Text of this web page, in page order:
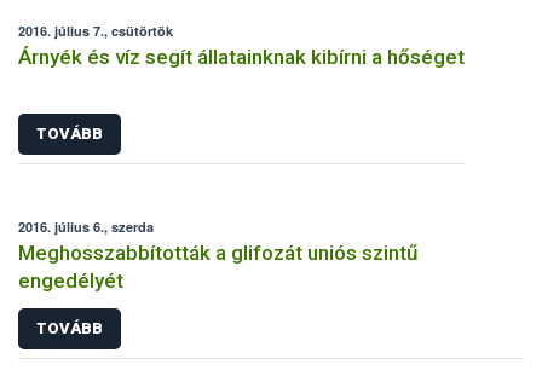
2016. július 7., csütörtök
Árnyék és víz segít állatainknak kibírni a hőséget
TOVÁBB
2016. július 6., szerda
Meghosszabbították a glifozát uniós szintű
engedélyét
TOVÁBB